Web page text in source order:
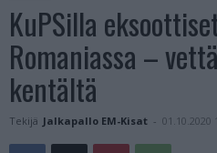
KuPSilla
Romaniassa –
kentältä
Tekijä Jalkapallo EM-Kisat - 01.10.2020